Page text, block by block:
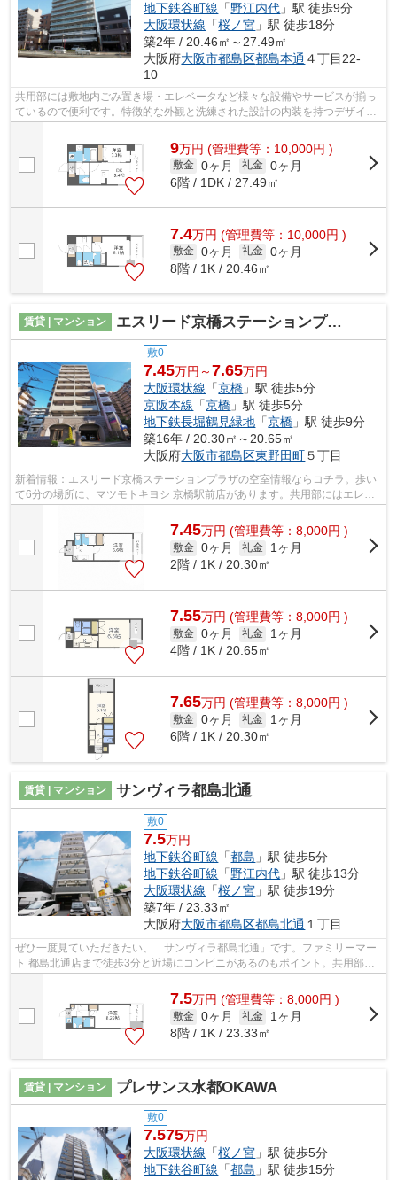
地下鉄谷町線 「野江内代 」駅 徒歩9分
大阪環状線 「桜ノ宮 」駅 徒歩18分
築2年 / 20.46㎡～27.49㎡
大阪府大阪市都島区都島本通 ４丁目22-
10
共用部には敷地内ごみ置き場・エレベータなど様々な設備やサービスが揃っ
ているので便利です。特徴的な外観と洗練された設計の内装を持つデザイナ
9万円 (管理費等：10,000円 )
敷金 0ヶ月 礼金 0ヶ月
6階 / 1DK / 27.49㎡
7.4万円 (管理費等：10,000円 )
敷金 0ヶ月 礼金 0ヶ月
8階 / 1K / 20.46㎡
賃貸 | マンション エスリード京橋ステーションプラザ
敷0
7.45万円～7.65万円
大阪環状線 「京橋 」駅 徒歩5分
京阪本線 「京橋 」駅 徒歩5分
地下鉄長堀鶴見緑地 「京橋 」駅 徒歩9分
築16年 / 20.30㎡～20.65㎡
大阪府大阪市都島区東野田町５丁目
新着情報：エスリード京橋ステーションプラザの空室情報ならコチラ。歩い
て6分の場所に、マツモトキヨシ 京橋駅前店があります。共用部にはエレベ
ータ・敷地内ごみ置き場などが備わっ...
7.45万円 (管理費等：8,000円 )
敷金 0ヶ月 礼金
1ヶ月
2階 / 1K / 20.30㎡
7.55万円 (管理費等：8,000円 )
敷金 0ヶ月 礼金
1ヶ月
4階 / 1K / 20.65㎡
7.65万円 (管理費等：8,000円 )
敷金 0ヶ月 礼金
1ヶ月
6階 / 1K / 20.30㎡
賃貸 | マンション サンヴィラ都島北通
敷0
7.5万円
地下鉄谷町線 「都島 」駅 徒歩5分
地下鉄谷町線 「野江内代 」駅 徒歩13分
大阪環状線 「桜ノ宮 」駅 徒歩19分
築7年 / 23.33㎡
大阪府大阪市都島区都島北通 １丁目
ぜひ一度見ていただきたい、「サンヴィラ都島北通」です。ファミリーマー
ト 都島北通店まで徒歩3分と近場にコンビニがあるのもポイント。共用部に
は敷地内ごみ置き場・エレベータなど...
7.5万円 (管理費等：8,000円 )
敷金 0ヶ月 礼金
1ヶ月
8階 / 1K / 23.33㎡
賃貸 | マンション プレサンス水都OKAWA
敷0
7.575万円
大阪環状線 「桜ノ宮 」駅 徒歩5分
地下鉄谷町線 「都島 」駅 徒歩15分